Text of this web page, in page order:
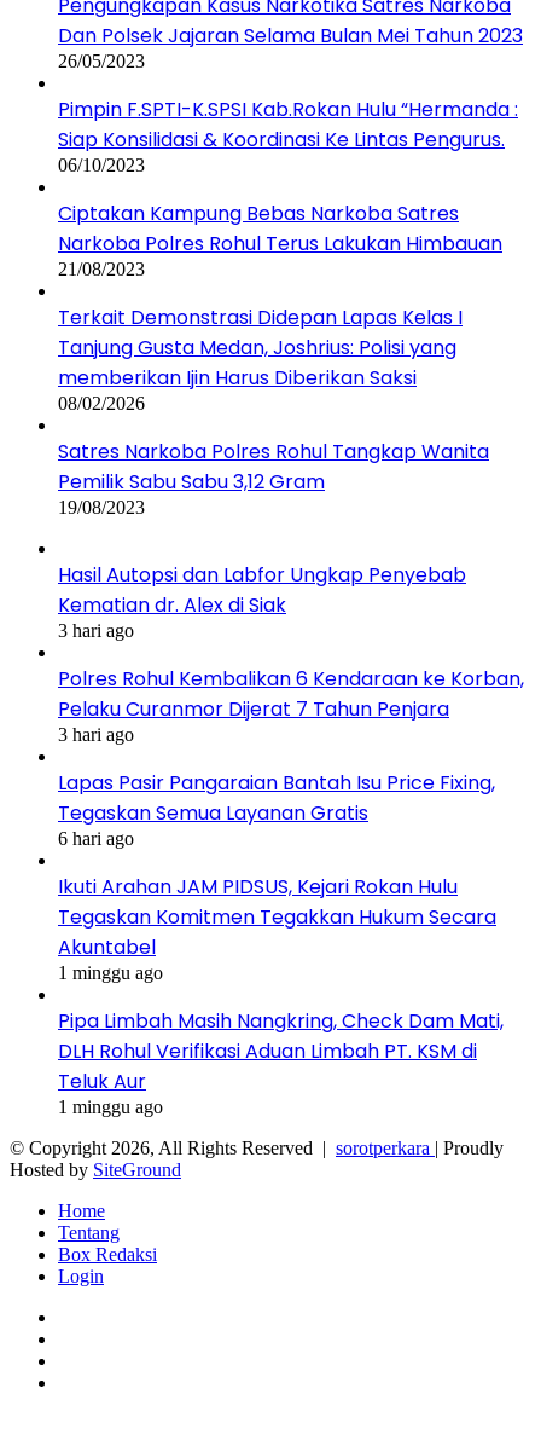
Dan Polsek Jajaran Selama Bulan Mei Tahun 2023
26/05/2023
Pimpin F.SPTI-K.SPSI Kab.Rokan Hulu “Hermanda :
Siap Konsilidasi & Koordinasi Ke Lintas Pengurus.
06/10/2023
Ciptakan Kampung Bebas Narkoba Satres
Narkoba Polres Rohul Terus Lakukan Himbauan
21/08/2023
Terkait Demonstrasi Didepan Lapas Kelas I
Tanjung Gusta Medan, Joshrius: Polisi yang
memberikan Ijin Harus Diberikan Saksi
08/02/2026
Satres Narkoba Polres Rohul Tangkap Wanita
Pemilik Sabu Sabu 3,12 Gram
19/08/2023
Hasil Autopsi dan Labfor Ungkap Penyebab
Kematian dr. Alex di Siak
3 hari ago
Polres Rohul Kembalikan 6 Kendaraan ke Korban,
Pelaku Curanmor Dijerat 7 Tahun Penjara
3 hari ago
Lapas Pasir Pangaraian Bantah Isu Price Fixing,
Tegaskan Semua Layanan Gratis
6 hari ago
Ikuti Arahan JAM PIDSUS, Kejari Rokan Hulu
Tegaskan Komitmen Tegakkan Hukum Secara
Akuntabel
1 minggu ago
Pipa Limbah Masih Nangkring, Check Dam Mati,
DLH Rohul Verifikasi Aduan Limbah PT. KSM di
Teluk Aur
1 minggu ago
© Copyright 2026, All Rights Reserved | sorotperkara | Proudly
Hosted by SiteGround
Home
Tentang
Box Redaksi
Login